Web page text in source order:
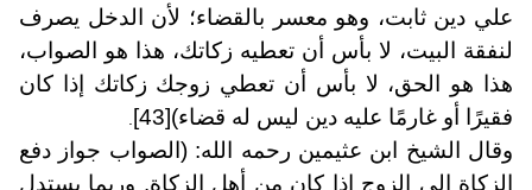
علي دين ثابت، وهو معسر بالقضاء؛ لأن الدخل يصرف
لنفقة البيت، لا بأس أن تعطيه زكاتك، هذا هو الصواب،
هذا هو الحق، لا بأس أن تعطي زوجك زكاتك إذا كان
فقيرًا أو غارمًا عليه دين ليس له قضاء)[43]
وقال الشيخ ابن عثيمين رحمه الله: (الصواب جواز دفع
الزكاة إلى الزوج إذا كان من أهل الزكاة. وربما يستدل